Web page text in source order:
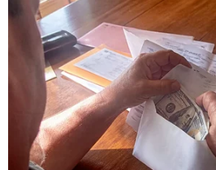
Nhịp điệu Samulnori
dội, Áo dài - Hanbok 'khoe
sông Hàn
07/08/2026 04:39
Để di sản ướp trà sen Quảng
song hành cùng nhịp sống